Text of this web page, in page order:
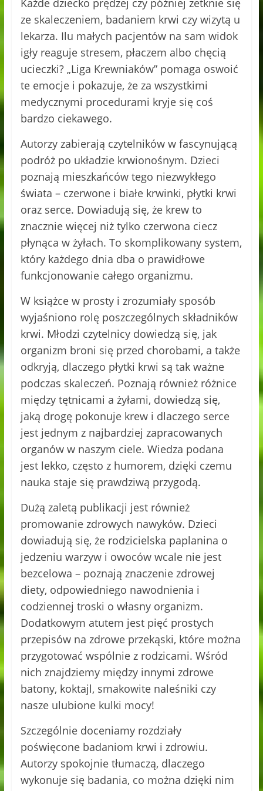
Każde dziecko prędzej czy później zetknie się
ze skaleczeniem, badaniem krwi czy wizytą u
lekarza. Ilu małych pacjentów na sam widok
igły reaguje stresem, płaczem albo chęcią
ucieczki? „Liga Krewniaków” pomaga oswoić
te emocje i pokazuje, że za wszystkimi
medycznymi procedurami kryje się coś
bardzo ciekawego.
Autorzy zabierają czytelników w fascynującą
podróż po układzie krwionośnym. Dzieci
poznają mieszkańców tego niezwykłego
świata – czerwone i białe krwinki, płytki krwi
oraz serce. Dowiadują się, że krew to
znacznie więcej niż tylko czerwona ciecz
płynąca w żyłach. To skomplikowany system,
który każdego dnia dba o prawidłowe
funkcjonowanie całego organizmu.
W książce w prosty i zrozumiały sposób
wyjaśniono rolę poszczególnych składników
krwi. Młodzi czytelnicy dowiedzą się, jak
organizm broni się przed chorobami, a także
odkryją, dlaczego płytki krwi są tak ważne
podczas skaleczeń. Poznają również różnice
między tętnicami a żyłami, dowiedzą się,
jaką drogę pokonuje krew i dlaczego serce
jest jednym z najbardziej zapracowanych
organów w naszym ciele. Wiedza podana
jest lekko, często z humorem, dzięki czemu
nauka staje się prawdziwą przygodą.
Dużą zaletą publikacji jest również
promowanie zdrowych nawyków. Dzieci
dowiadują się, że rodzicielska paplanina o
jedzeniu warzyw i owoców wcale nie jest
bezcelowa – poznają znaczenie zdrowej
diety, odpowiedniego nawodnienia i
codziennej troski o własny organizm.
Dodatkowym atutem jest pięć prostych
przepisów na zdrowe przekąski, które można
przygotować wspólnie z rodzicami. Wśród
nich znajdziemy między innymi zdrowe
batony, koktajl, smakowite naleśniki czy
nasze ulubione kulki mocy!
Szczególnie doceniamy rozdziały
poświęcone badaniom krwi i zdrowiu.
Autorzy spokojnie tłumaczą, dlaczego
wykonuje się badania, co można dzięki nim